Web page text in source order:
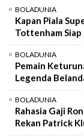
BOLADUNIA
Kapan Piala
Tottenham
BOLADUNIA
Pemain
Legenda
BOLADUNIA
Rahasia Gaji
Rekan Patrick